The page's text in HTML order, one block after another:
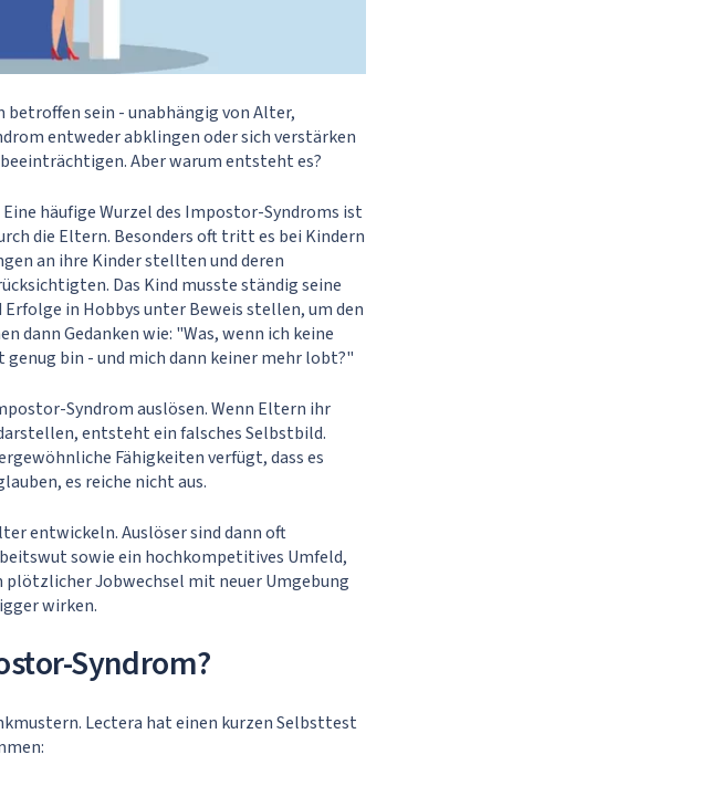
sein - unabhängig von Alter,
entweder abklingen oder sich verstärken
Aber warum entsteht es?
häufige Wurzel des Impostor-Syndroms ist
die Eltern. Besonders oft tritt es bei Kindern
an ihre Kinder stellten und deren
Das Kind musste ständig seine
in Hobbys unter Beweis stellen, um den
dann Gedanken wie: "Was, wenn ich keine
bin - und mich dann keiner mehr lobt?"
Syndrom auslösen. Wenn Eltern ihr
entsteht ein falsches Selbstbild.
Fähigkeiten verfügt, dass es
es reiche nicht aus.
entwickeln. Auslöser sind dann oft
sowie ein hochkompetitives Umfeld,
Jobwechsel mit neuer Umgebung
wirken.
Syndrom?
Lectera hat einen kurzen Selbsttest